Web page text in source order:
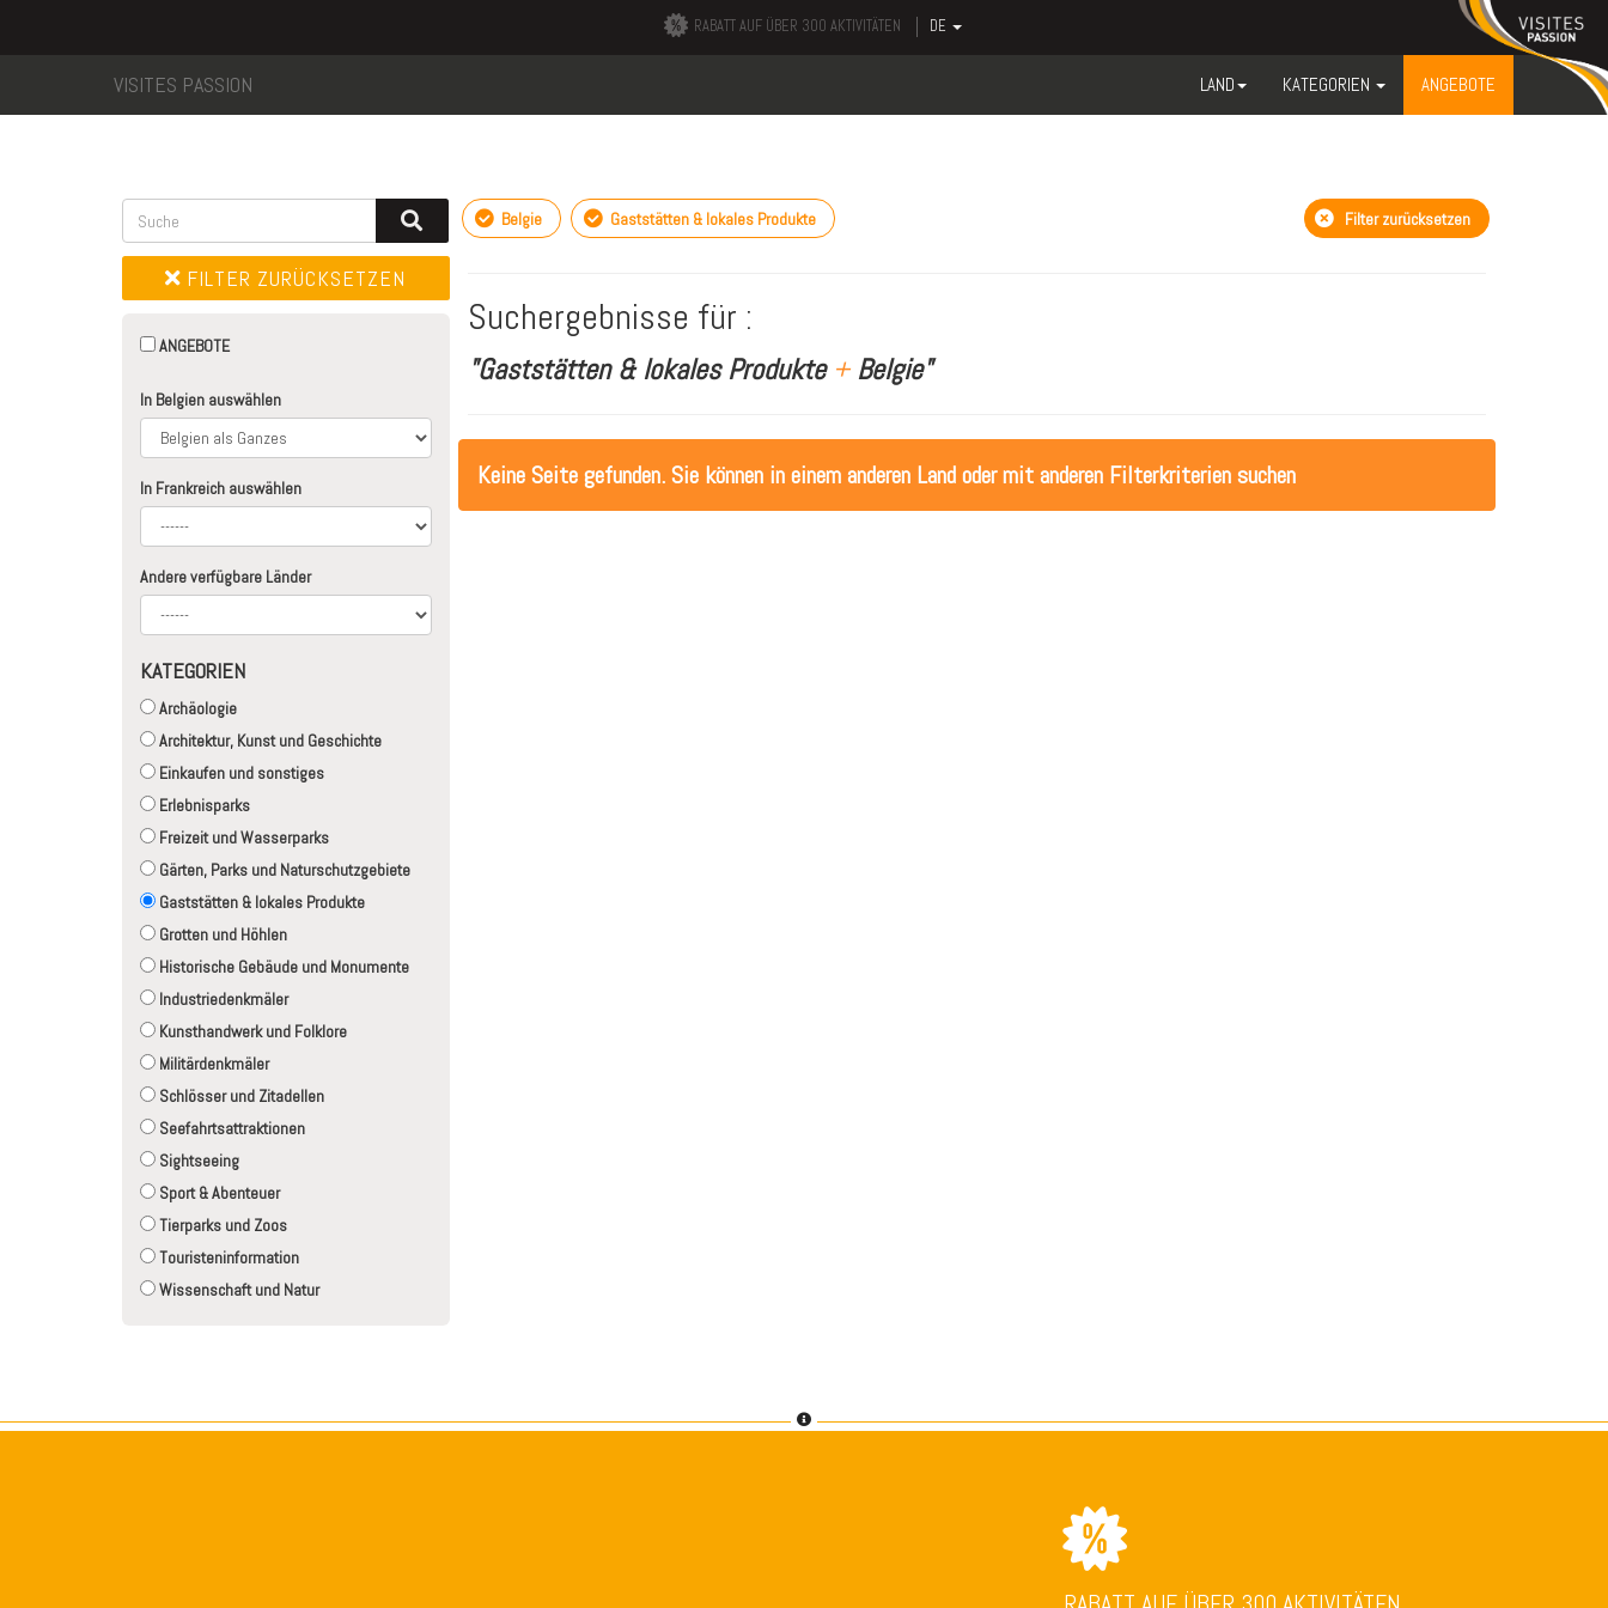
RABATT AUF ÜBER 300 AKTIVITÄTEN DE
VISITES PASSION LAND KATEGORIEN ANGEBOTE
FILTER ZURÜCKSETZEN
ANGEBOTE
In Belgien auswählen
In Frankreich auswählen
Andere verfügbare Länder
KATEGORIEN
Archäologie
Architektur, Kunst und Geschichte
Einkaufen und sonstiges
Erlebnisparks
Freizeit und Wasserparks
Gärten, Parks und Naturschutzgebiete
Gaststätten & lokales Produkte
Grotten und Höhlen
Historische Gebäude und Monumente
Industriedenkmäler
Kunsthandwerk und Folklore
Militärdenkmäler
Schlösser und Zitadellen
Seefahrtsattraktionen
Sightseeing
Sport & Abenteuer
Tierparks und Zoos
Touristeninformation
Wissenschaft und Natur
Belgie Gaststätten & lokales Produkte Filter zurücksetzen
Suchergebnisse für :
"Gaststätten & lokales Produkte +Belgie"
Keine Seite gefunden. Sie können in einem anderen Land oder mit anderen Filterkriterien suchen